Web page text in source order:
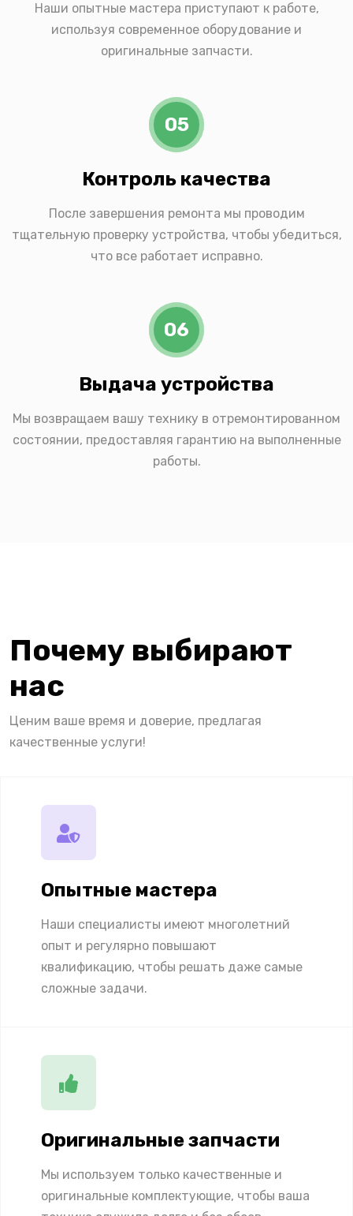
Наши опытные мастера приступают к работе,
используя современное оборудование и
оригинальные запчасти.
05
Контроль качества
После завершения ремонта мы проводим
тщательную проверку устройства, чтобы убедиться,
что все работает исправно.
06
Выдача устройства
Мы возвращаем вашу технику в отремонтированном
состоянии, предоставляя гарантию на выполненные
работы.
Почему выбирают
нас
Ценим ваше время и доверие, предлагая
качественные услуги!
Опытные мастера
Наши специалисты имеют многолетний
опыт и регулярно повышают
квалификацию, чтобы решать даже самые
сложные задачи.
Оригинальные запчасти
Мы используем только качественные и
оригинальные комплектующие, чтобы ваша